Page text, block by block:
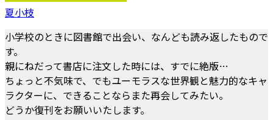
夏小枝
小学校のときに図書館で出会い、なんども読み返したもので
す。
親にねだって書店に注文した時には、すでに絶版…
ちょっと不気味で、でもユーモラスな世界観と魅力的なキャ
ラクターに、できることならまた再会してみたい。
どうか復刊をお願いいたします。